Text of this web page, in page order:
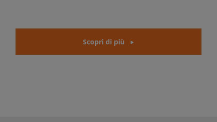
Scopri di più